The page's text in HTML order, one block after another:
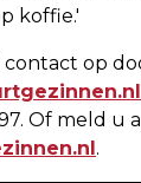
koffie.'
op
Of meld u
.